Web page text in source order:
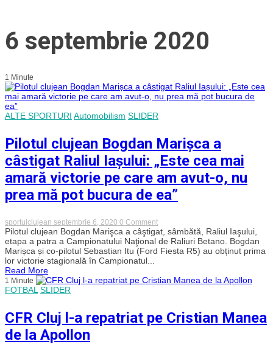
6 septembrie 2020
1 Minute
ALTE SPORTURI Automobilism SLIDER
Pilotul clujean Bogdan Marișca a
câstigat Raliul Iașului: „Este cea mai
amară victorie pe care am avut-o, nu
prea mă pot bucura de ea”
sportulclujean septembrie 6, 2020 0 Commenton
Pilotul
clujean
Bogdan
Marișca
Raliul
mai
amară
Pilotul clujean Bogdan Marişca a câştigat, sâmbătă, Raliul Iaşului,
etapa a patra a Campionatului Naţional de Raliuri Betano. Bogdan
Marișca și co-pilotul Sebastian Itu (Ford Fiesta R5) au obținut prima
lor victorie stagională în Campionatul...
Read More
1 Minute
FOTBAL SLIDER
CFR Cluj l-a repatriat pe Cristian Manea
de la Apollon